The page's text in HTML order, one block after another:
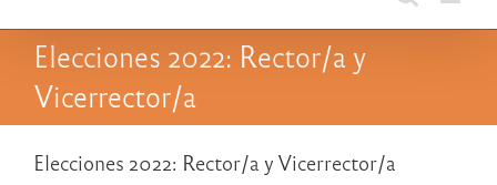
Elecciones 2022: Rector/a y
Vicerrector/a
Elecciones 2022: Rector/a y Vicerrector/a